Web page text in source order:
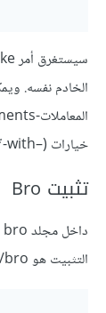
خيارات (–with-*)
تثبيت Bro
التثبيت هو usr/local/bro/